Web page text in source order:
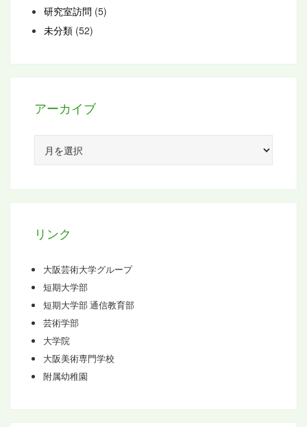
研究室訪問 (5)
未分類 (52)
アーカイブ
カ
リンク
大阪芸術大学グループ
短期大学部
短期大学部 通信教育部
芸術学部
大学院
大阪美術専門学校
附属幼稚園